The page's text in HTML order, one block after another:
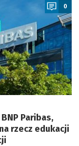
0
Paribas,
rzecz edukacji